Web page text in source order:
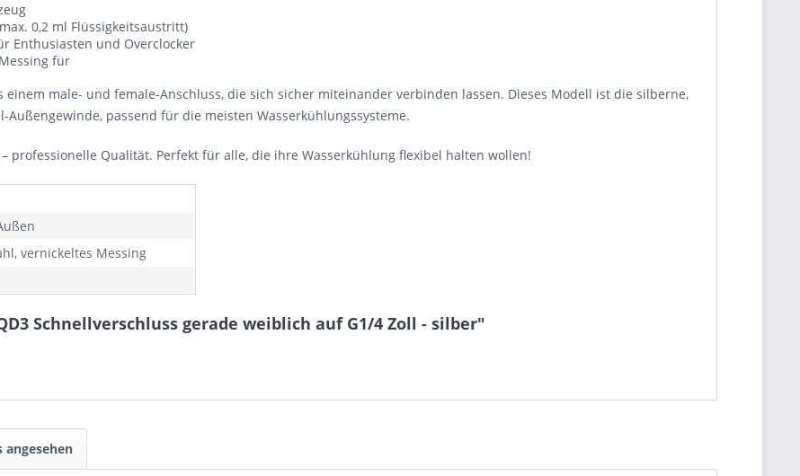
0,2 ml Flüssigkeitsaustritt)
Enthusiasten und Overclocker
für
einem male- und female-Anschluss, die sich sicher miteinander verbinden lassen. Dieses Modell ist die silberne,
Außengewinde, passend für die meisten Wasserkühlungssysteme.
professionelle Qualität. Perfekt für alle, die ihre Wasserkühlung flexibel halten wollen!
vernickeltes Messing
Schnellverschluss gerade weiblich auf G1/4 Zoll - silber"
angesehen